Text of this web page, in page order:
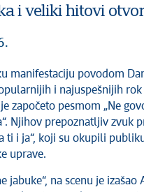
i veliki hitovi
i najuspešnijih rok
je započeto pesmom „Ne
Njihov prepoznatljiv zvuk
ti i ja“, koji su okupili
uprave.
jabuke“, na scenu je